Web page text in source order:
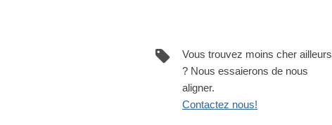
Vous trouvez moins cher ailleurs
? Nous essaierons de nous
aligner.
Contactez nous!